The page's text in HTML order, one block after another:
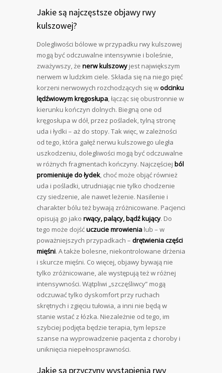
Jakie są najczęstsze objawy rwy
kulszowej?
Dolegliwości bólowe w przypadku rwy kulszowej
mogą być odczuwalne intensywnie i boleśnie,
zważywszy, że nerw kulszowy jest największym
nerwem w ludzkim ciele. Składa się na niego pięć
korzeni nerwowych rozchodzących się wodcinku
lędźwiowym kręgosłupa, łącząc się obustronnie w
kierunku kończyn dolnych. Biegną one od
kręgosłupa w dół, przez pośladek, tylną stronę
uda i łydki – aż do stopy. Tak więc, w zależności
od tego, która gałęź nerwu kulszowego uległa
uszkodzeniu, dolegliwości mogą być odczuwalne
w różnych fragmentach kończyny. Najczęściej ból
promieniuje do łydek, choć może objąć również
uda i pośladki, utrudniając nie tylko chodzenie
czy siedzenie, ale nawet leżenie. Nasilenie i
charakter bólu też bywają zróżnicowane. Pacjenci
opisują go jako rwący, palący, bądź kujący. Do
tego może dojśćuczucie mrowienia lub – w
poważniejszych przypadkach – drętwienia części
mięśni. A także bolesne, niekontrolowane drżenia
i skurcze mięśni. Co więcej, objawy bywają nie
tylko zróżnicowane, ale występują też w różnej
intensywności. Wątpliwi „szczęśliwcy” mogą
odczuwać tylko dyskomfort przy ruchach
skrętnych i zgięciu tułowia, a inni nie będą w
stanie wstać z łózka. Niezależnie od tego, im
szybciej podjęta będzie terapia, tym lepsze
szanse na wyprowadzenie pacjenta z choroby i
uniknięcia niepełnosprawności.
Jakie są przyczyny wystąpienia rwy